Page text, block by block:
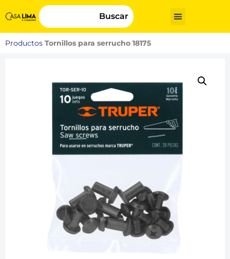
Buscar
Productos Tornillos para serrucho 18175